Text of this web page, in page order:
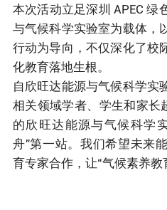
本次活动立足深圳 APEC 绿
与气候科学实验室为载体，
行动为导向，不仅深化了校
化教育落地生根。
自欣旺达能源与气候科学实
相关领域学者、学生和家长
的欣旺达能源与气候科学
舟”第一站。我们希望未来
育专家合作，让“气候素养教